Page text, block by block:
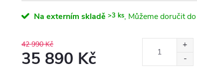
Na externím skladě >3 ks
42 990 Kč
35 890 Kč